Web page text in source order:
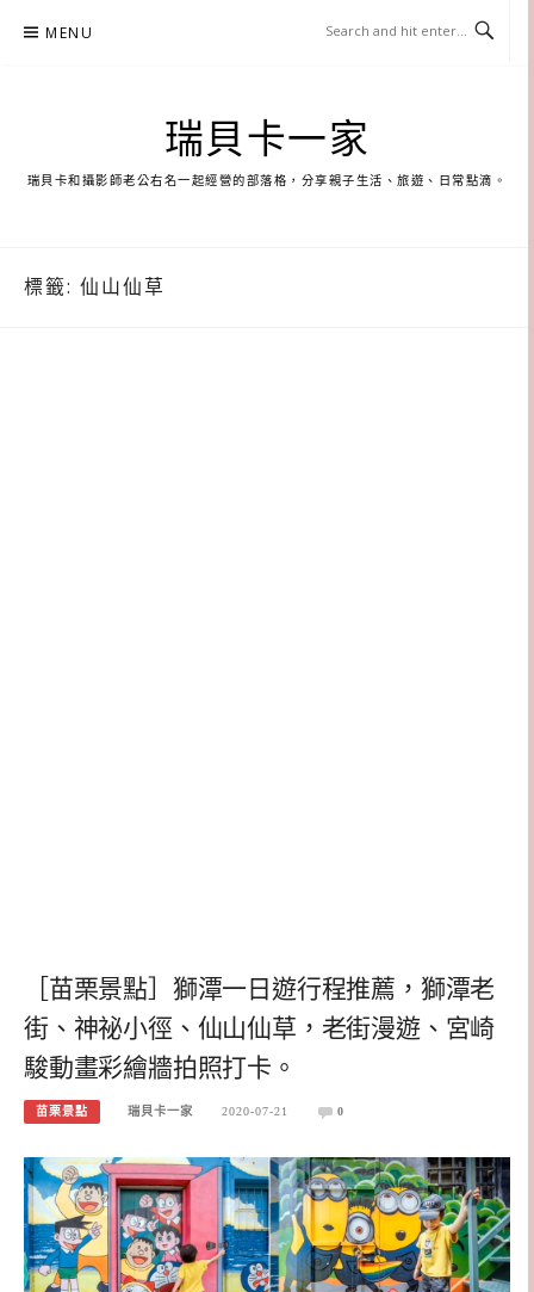
MENU
瑞貝卡一家
瑞貝卡和攝影師老公右名一起經營的部落格，分享親子生活、旅遊、日常點滴。
標籤: 仙山仙草
［苗栗景點］獅潭一日遊行程推薦，獅潭老
街、神祕小徑、仙山仙草，老街漫遊、宮崎
駿動畫彩繪牆拍照打卡。
苗栗景點 瑞貝卡一家 2020-07-21 0